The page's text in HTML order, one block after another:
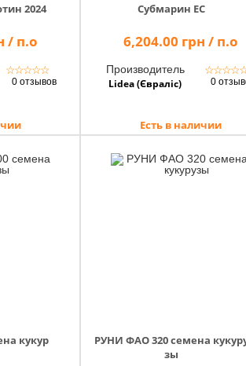
2024
/ п.о
☆☆☆☆☆
0 отзывов
Субмарин ЕС
6,204.00 грн / п.о
Производитель
Lidea (Євраліс)
☆☆☆☆
0
Есть в наличии
кукур
РУНИ ФАО 320 семена
зы